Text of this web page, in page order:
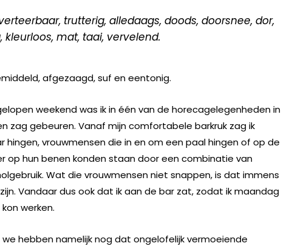
trutterig, alledaags, doods, doorsnee, dor,
mat, taai, vervelend.
afgezaagd, suf en eentonig.
weekend was ik in één van de horecagelegenheden in
zag gebeuren. Vanaf mijn comfortabele barkruk zag ik
vrouwmensen die in en om een paal hingen of op de
op hun benen konden staan door een combinatie van
Wat die vrouwmensen niet snappen, is dat immens
Vandaar dus ook dat ik aan de bar zat, zodat ik maandag
werken.
hebben namelijk nog dat ongelofelijk vermoeiende